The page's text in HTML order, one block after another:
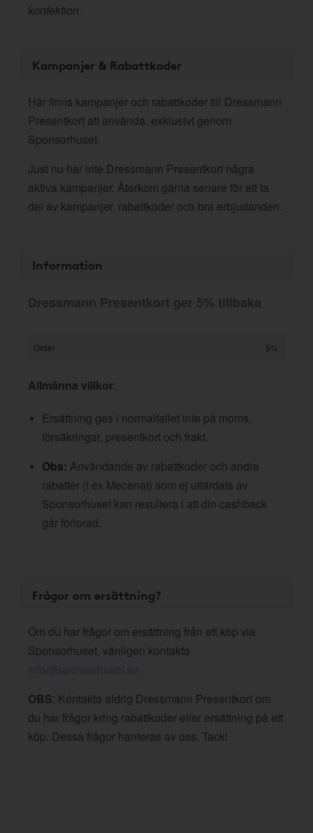
konfektion.
Kampanjer & Rabattkoder
Här finns kampanjer och rabattkoder till Dressmann
Presentkort att använda, exklusivt genom
Sponsorhuset.
Just nu har inte Dressmann Presentkort några
aktiva kampanjer. Återkom gärna senare för att ta
del av kampanjer, rabattkoder och bra erbjudanden.
Information
Dressmann Presentkort ger 5% tillbaka
Order 5%
Allmänna villkor:
Ersättning ges i normalfallet inte på moms,
försäkringar, presentkort och frakt.
Obs: Användande av rabattkoder och andra
rabatter (t ex Mecenat) som ej utfärdats av
Sponsorhuset kan resultera i att din cashback
går förlorad.
Frågor om ersättning?
Om du har frågor om ersättning från ett köp via
Sponsorhuset, vänligen kontakta
info@sponsorhuset.se
OBS: Kontakta aldrig Dressmann Presentkort om
du har frågor kring rabattkoder eller ersättning på ett
köp. Dessa frågor hanteras av oss. Tack!